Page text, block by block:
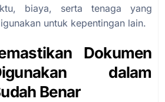
biaya, serta tenaga yang
untuk kepentingan lain.
Dokumen
dalam
Benar